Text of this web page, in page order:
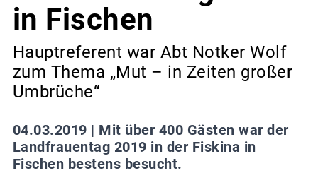
in Fischen
Hauptreferent war Abt Notker Wolf
zum Thema „Mut – in Zeiten großer
Umbrüche“
04.03.2019 | Mit über 400 Gästen war der
Landfrauentag 2019 in der Fiskina in
Fischen bestens besucht.